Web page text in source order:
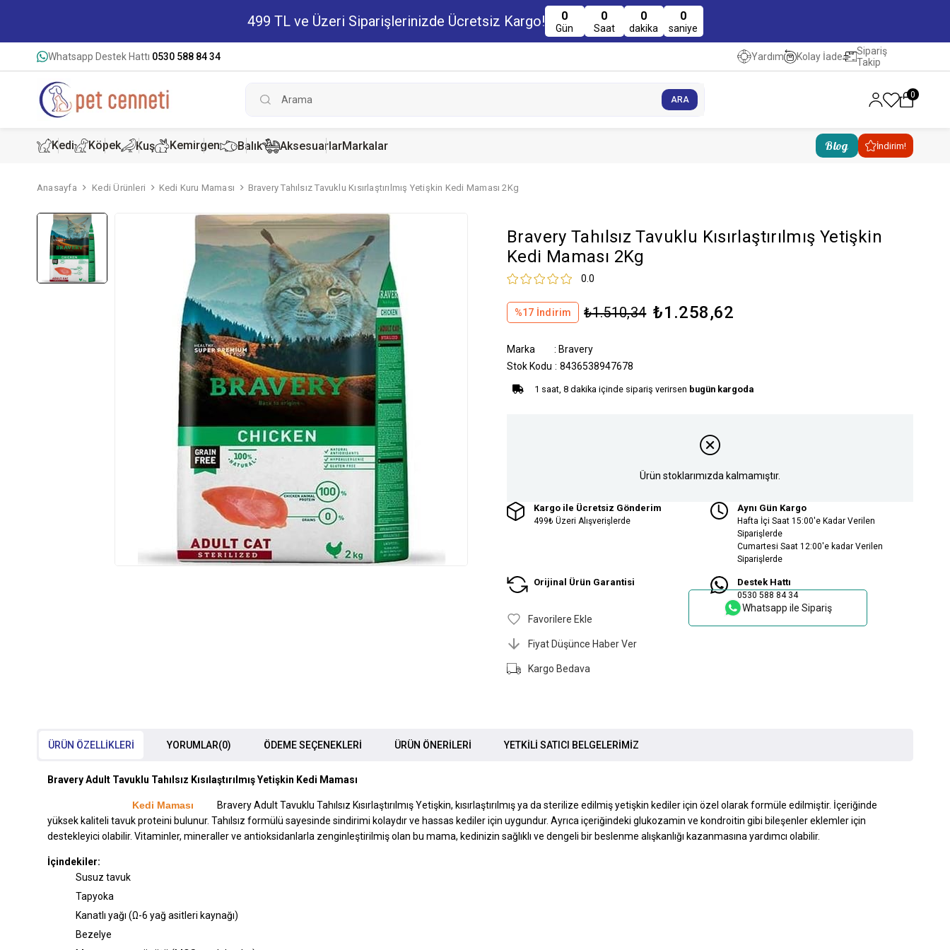
499 TL ve Üzeri Siparişlerinizde Ücretsiz Kargo! 0
Gün
0
Saat
0
dakika
0
saniye
Whatsapp Destek Hattı 0530 588 84 34 Yardım Kolay İade
Sipariş
Takip
0
Kedi
Kedi Kuru Maması
Kedi Konserve Maması
Köpek
Köpek Kuru Maması
Köpek Konserve Mamaları
Kuş Kemirgen
Hamster Yemi
Tavşan Yemi
Balık AksesuarlarMarkalar Blog İndirim!
Anasayfa Kedi Ürünleri Kedi Kuru Maması Bravery Tahılsız Tavuklu Kısırlaştırılmış Yetişkin Kedi Maması 2Kg
Bravery Tahılsız Tavuklu Kısırlaştırılmış Yetişkin
Kedi Maması 2Kg
0.0
%17 İndirim ₺1.510,34 ₺1.258,62
Marka : Bravery
Stok Kodu
8436538947678
1 saat, 8 dakika içinde sipariş verirsen bugün kargoda
Ürün stoklarımızda kalmamıştır.
Kargo ile Ücretsiz Gönderim
499₺ Üzeri Alışverişlerde
Aynı Gün Kargo
Hafta İçi Saat 15:00'e Kadar Verilen
Siparişlerde
Cumartesi Saat 12:00'e kadar Verilen
Siparişlerde
Orijinal Ürün Garantisi Destek Hattı
0530 588 84 34
Favorilere Ekle
Fiyat Düşünce Haber Ver
Kargo Bedava
Whatsapp ile Sipariş
ÜRÜN ÖZELLIKLERI YORUMLAR(0) ÖDEME SEÇENEKLERI ÜRÜN ÖNERILERI YETKİLİ SATICI BELGELERİMİZ
Bravery Adult Tavuklu Tahılsız Kısılaştırılmış Yetişkin Kedi Maması
Bravery Adult Tavuklu Tahılsız KısırlaştırılmışYetişkin
Kedi Maması , kısırlaştırılmışya da sterilize edilmiş yetişkin kediler için özel olarak formüle edilmiştir. İçeriğinde
yüksek kaliteli tavuk proteini bulunur. Tahılsız formülü sayesinde sindirimi kolaydır ve hassas kediler için uygundur. Ayrıca içeriğindeki glukozamin ve kondroitin gibi bileşenler eklemler için
destekleyici olabilir. Vitaminler, mineraller ve antioksidanlarla zenginleştirilmiş olan bu mama, kedinizin sağlıklı ve dengeli bir beslenme alışkanlığı kazanmasına yardımcı olabilir.
İçindekiler:
Susuz tavuk
Tapyoka
Kanatlı yağı (Ω-6 yağ asitleri kaynağı)
Bezelye